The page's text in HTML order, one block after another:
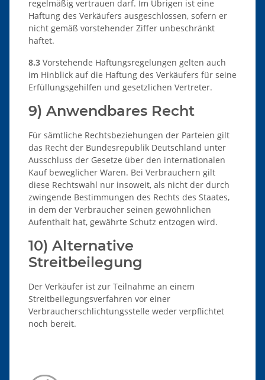
regelmäßig vertrauen darf. Im Übrigen ist eine
Haftung des Verkäufers ausgeschlossen, sofern er
nicht gemäß vorstehender Ziffer unbeschränkt
haftet.
8.3 Vorstehende Haftungsregelungen gelten auch
im Hinblick auf die Haftung des Verkäufers für seine
Erfüllungsgehilfen und gesetzlichen Vertreter.
9) Anwendbares Recht
Für sämtliche Rechtsbeziehungen der Parteien gilt
das Recht der Bundesrepublik Deutschland unter
Ausschluss der Gesetze über den internationalen
Kauf beweglicher Waren. Bei Verbrauchern gilt
diese Rechtswahl nur insoweit, als nicht der durch
zwingende Bestimmungen des Rechts des Staates,
in dem der Verbraucher seinen gewöhnlichen
Aufenthalt hat, gewährte Schutz entzogen wird.
10) Alternative
Streitbeilegung
Der Verkäufer ist zur Teilnahme an einem
Streitbeilegungsverfahren vor einer
Verbraucherschlichtungsstelle weder verpflichtet
noch bereit.